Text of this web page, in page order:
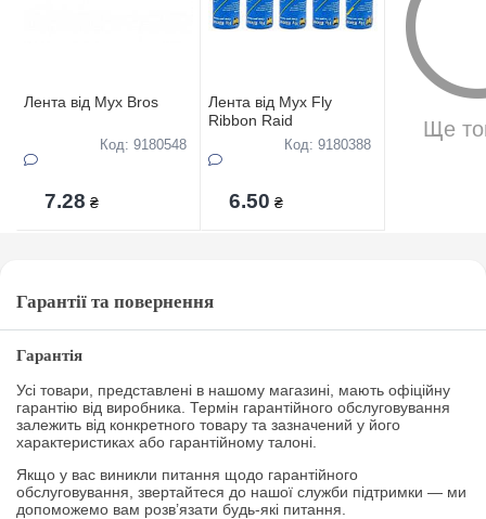
Лента вiд Мух Bros
Код: 9180548
7.28 ₴
Лента вiд Мух Fly
Ribbon Raid
Код: 9180388
6.50 ₴
Ще
Гарантії та повернення
Гарантія
Усі товари, представлені в нашому магазині, мають офіційну
гарантію від виробника. Термін гарантійного обслуговування
залежить від конкретного товару та зазначений у його
характеристиках або гарантійному талоні.
Якщо у вас виникли питання щодо гарантійного
обслуговування, звертайтеся до нашої служби підтримки — ми
допоможемо вам розв’язати будь-які питання.